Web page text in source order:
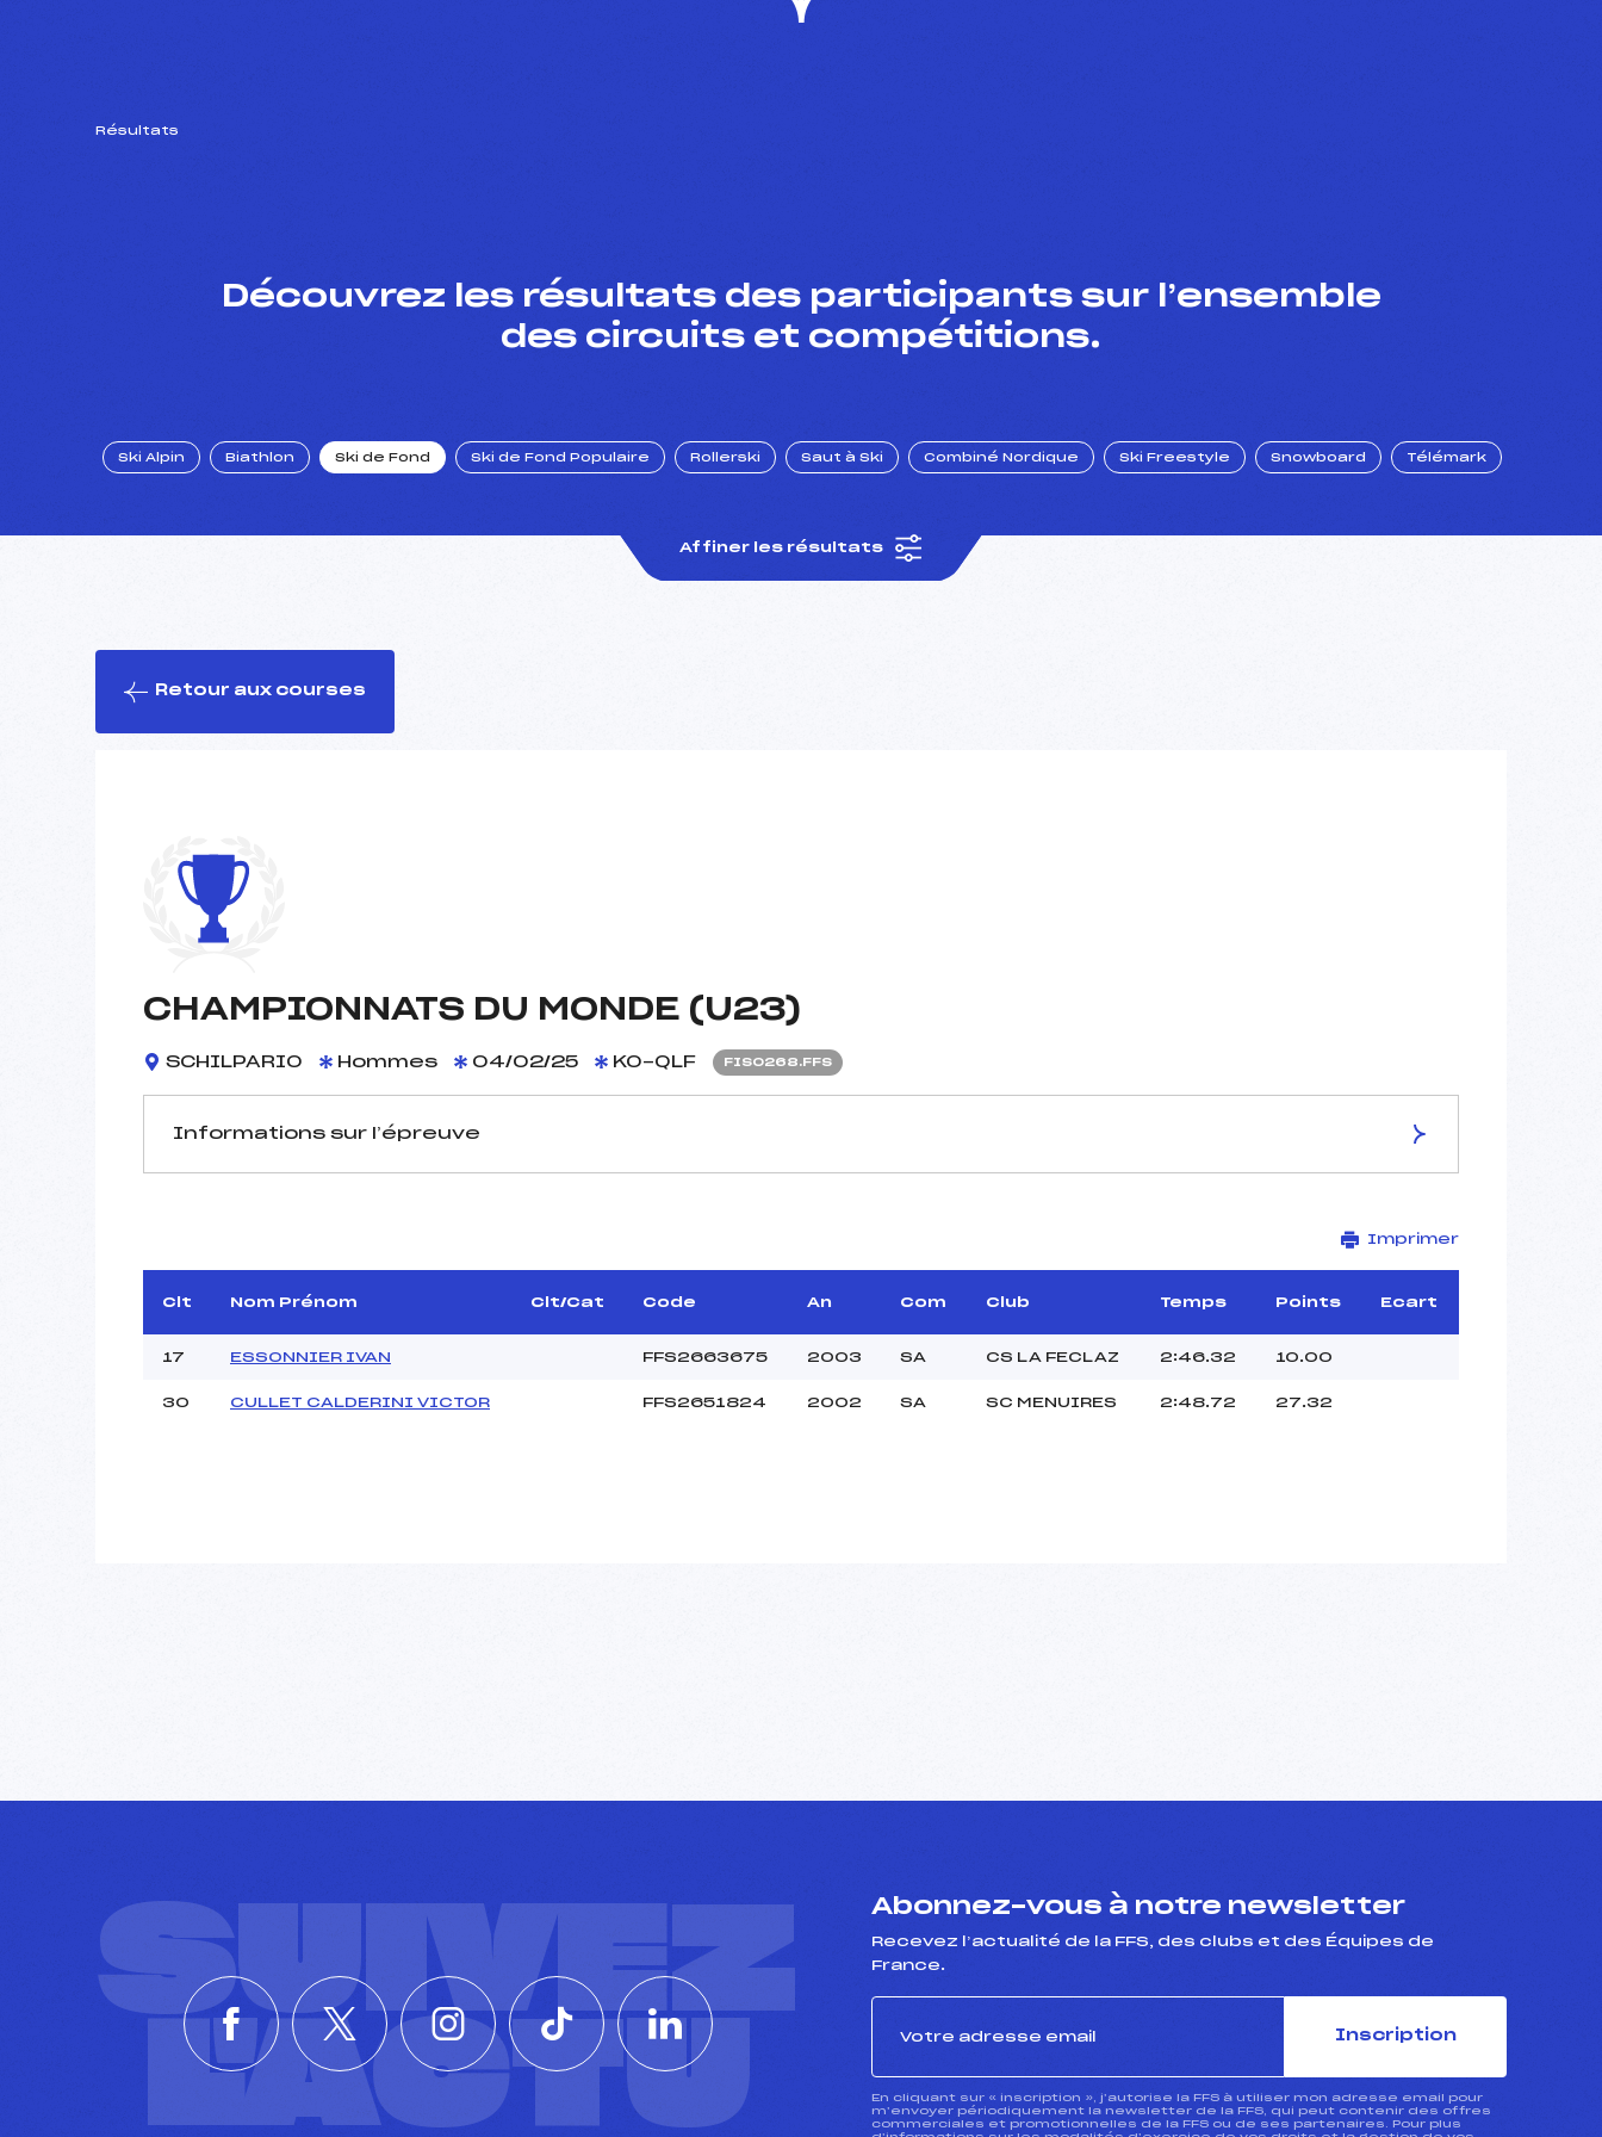
Résultats
Découvrez les résultats des participants sur l’ensemble
des circuits et compétitions.
Ski Alpin Biathlon Ski de Fond Ski de Fond Populaire Rollerski Saut à Ski Combiné Nordique Ski Freestyle Snowboard Télémark
Affiner les résultats
Retour aux courses
CHAMPIONNATS DU MONDE (U23)
SCHILPARIO Hommes 04/02/25 KO-QLF FIS0268.FFS
Informations sur l’épreuve
D.T Adjoint :
–
Dir. Epreuve :
SCHILPARIO
Distance :
–
Point Haut :
Homologation :
Imprimer
Clt Nom Prénom Clt/Cat Code An Com Club Temps Points Ecart
17 ESSONNIER IVAN FFS2663675 2003 SA CS LA FECLAZ 2:46.32 10.00
30 CULLET CALDERINI VICTOR FFS2651824 2002 SA SC MENUIRES 2:48.72 27.32
SUIVEZ
L'ACTU
Abonnez-vous à notre newsletter
Recevez l’actualité de la FFS, des clubs et des Équipes de
France.
Inscription
En cliquant sur « inscription », j’autorise la FFS à utiliser mon adresse email pour
m’envoyer périodiquement la newsletter de la FFS, qui peut contenir des offres
commerciales et promotionnelles de la FFS ou de ses partenaires. Pour plus